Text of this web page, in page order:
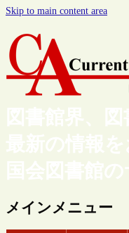
Skip to main content area
図書館界、
最新の情報
国会図書館の
メインメニュー